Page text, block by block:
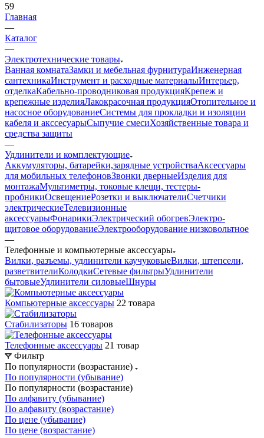
59
Главная
—
Каталог
—
Электротехнические товары
Ванная комнатаЗамки и мебельная фурнитураИнженерная
сантехникаИнструмент и расходные материалыИнтерьер,
отделкаКабельно-проводниковая продукцияКрепеж и
крепежные изделияЛакокрасочная продукцияОтопительное и
насосное оборудованиеСистемы для прокладки и изоляции
кабеля и акссесуарыСыпучие смесиХозяйственные товара и
средства защиты
—
Удлинители и комплектующие
Аккумуляторы, батарейки,зарядные устройстваАксессуары
для мобильных телефоновЗвонки дверныеИзделия для
монтажаМультиметры, токовые клещи, тестеры-
пробникиОсвещениеРозетки и выключателиСчетчики
электрическиеТелевизионные
аксессуарыФонарикиЭлектрический обогревЭлектро-
щитовое оборудованиеЭлектрооборудование низковольтное
—
Телефонные и компьютерные аксессуары
Вилки, разъемы, удлинители каучуковыеВилки, штепсели,
разветвителиКолодкиСетевые фильтрыУдлинители
бытовыеУдлинители силовыеШнуры
Компьютерные аксессуары 22 товара
Стабилизаторы 16 товаров
Телефонные аксессуары 21 товар
Фильтр
По популярности (возрастание)
По популярности (убывание)
По популярности (возрастание)
По алфавиту (убывание)
По алфавиту (возрастание)
По цене (убывание)
По цене (возрастание)